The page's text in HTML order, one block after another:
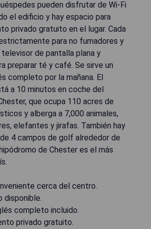
pueden disfrutar de Wi-Fi
el edificio y hay espacio para
privado gratuito en el lugar. Cada
para no fumadores y
de pantalla plana y
preparar té y café. Se sirve un
completo por la mañana. El
a 10 minutos en coche del
que ocupa 110 acres de
y alberga a 7,000 animales,
elefantes y jirafas. También hay
4 campos de golf alrededor de
de Chester es el más
cerca del centro.
disponible.
completo incluido.
privado gratuito.